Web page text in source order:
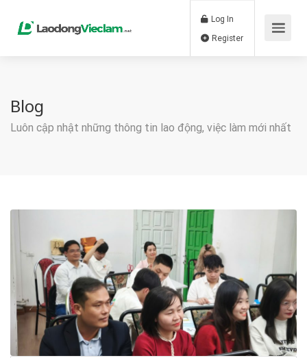
Log In
Blog
Luôn cập nhật những thông tin lao động, việc làm mới nhất